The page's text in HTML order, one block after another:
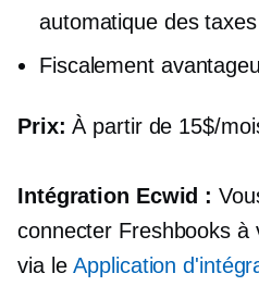
automatique des taxes
Fiscalement
Prix:À partir de 15$/
Intégration Ecwid :
connecter Freshbooks à
via leApplication